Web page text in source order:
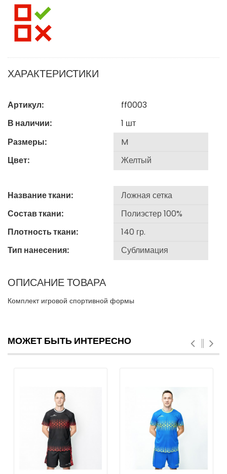
ХАРАКТЕРИСТИКИ
Артикул:
ff0003
В наличии:
1 шт
Размеры:
Цвет:
Название ткани:
Состав ткани:
Плотность ткани:
Тип нанесения:
ОПИСАНИЕ ТОВАРА
Комплект игровой спортивной формы
МОЖЕТ БЫТЬ ИНТЕРЕСНО